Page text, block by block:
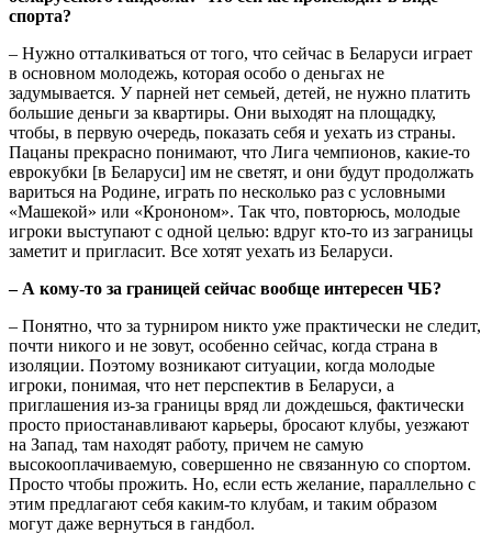
спорта?
– Нужно отталкиваться от того, что сейчас в Беларуси играет
в основном молодежь, которая особо о деньгах не
задумывается. У парней нет семьей, детей, не нужно платить
большие деньги за квартиры. Они выходят на площадку,
чтобы, в первую очередь, показать себя и уехать из страны.
Пацаны прекрасно понимают, что Лига чемпионов, какие-то
еврокубки [в Беларуси] им не светят, и они будут продолжать
вариться на Родине, играть по несколько раз с условными
«Машекой» или «Крононом». Так что, повторюсь, молодые
игроки выступают с одной целью: вдруг кто-то из заграницы
заметит и пригласит. Все хотят уехать из Беларуси.
– А кому-то за границей сейчас вообще интересен ЧБ?
– Понятно, что за турниром никто уже практически не следит,
почти никого и не зовут, особенно сейчас, когда страна в
изоляции. Поэтому возникают ситуации, когда молодые
игроки, понимая, что нет перспектив в Беларуси, а
приглашения из-за границы вряд ли дождешься, фактически
просто приостанавливают карьеры, бросают клубы, уезжают
на Запад, там находят работу, причем не самую
высокооплачиваемую, совершенно не связанную со спортом.
Просто чтобы прожить. Но, если есть желание, параллельно с
этим предлагают себя каким-то клубам, и таким образом
могут даже вернуться в гандбол.